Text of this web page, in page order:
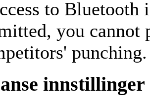
to Bluetooth
you cannot
punching.
innstillinger